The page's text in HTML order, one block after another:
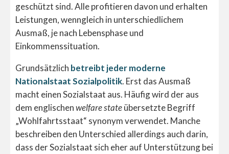
geschützt sind. Alle profitieren davon und erhalten
Leistungen, wenngleich in unterschiedlichem
Ausmaß, je nach Lebensphase und
Einkommenssituation.
Grundsätzlich betreibt jeder moderne
Nationalstaat Sozialpolitik. Erst das Ausmaß
macht einen Sozialstaat aus. Häufig wird der aus
dem englischenwelfare stateübersetzte Begriff
„Wohlfahrtsstaat“ synonym verwendet. Manche
beschreiben den Unterschied allerdings auch darin,
dass der Sozialstaat sich eher auf Unterstützung bei